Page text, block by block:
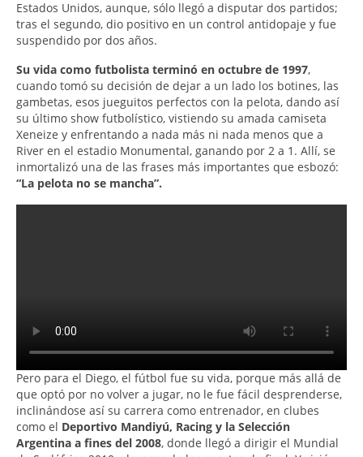
Estados Unidos, aunque, sólo llegó a disputar dos partidos;
tras el segundo, dio positivo en un control antidopaje y fue
suspendido por dos años.
Su vida como futbolista terminó en octubre de 1997,
cuando tomó su decisión de dejar a un lado los botines, las
gambetas, esos jueguitos perfectos con la pelota, dando así
su último show futbolístico, vistiendo su amada camiseta
Xeneize y enfrentando a nada más ni nada menos que a
River en el estadio Monumental, ganando por 2 a 1. Allí, se
inmortalizó una de las frases más importantes que esbozó:
“La pelota no se mancha”.
Pero para el Diego, el fútbol fue su vida, porque más allá de
que optó por no volver a jugar, no le fue fácil desprenderse,
inclinándose así su carrera como entrenador, en clubes
como el Deportivo Mandiyú, Racing y la Selección
Argentina a fines del 2008, donde llegó a dirigir el Mundial